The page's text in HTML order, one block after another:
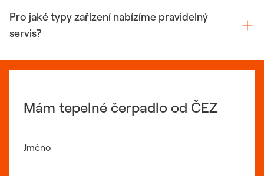
Pro jaké typy zařízení nabízíme pravidelný
servis?
Mám tepelné čerpadlo od ČEZ